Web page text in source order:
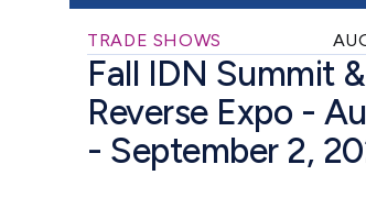
TRADE SHOWS
Fall IDN Summit &
Reverse Expo -
- September 2,